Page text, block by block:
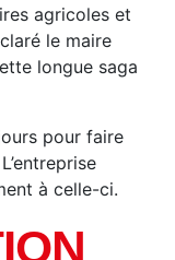
agricoles et
le maire
longue saga
pour faire
à celle-ci.